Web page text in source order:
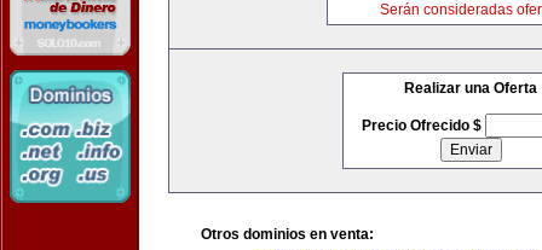
Serán consideradas
Realizar una Oferta
Precio Ofrecido $
Otros dominios en venta: